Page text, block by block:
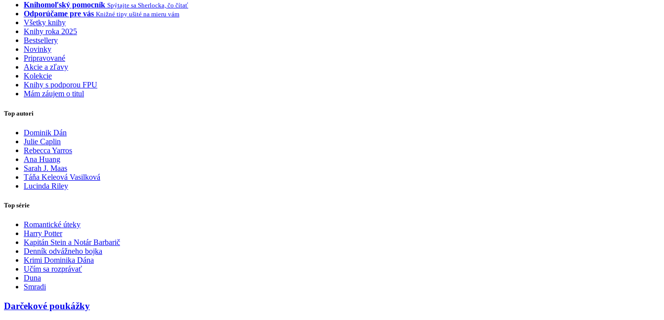
Knihomoľský pomocník Spýtajte sa Sherlocka, čo čítať
Odporúčame pre vás Knižné tipy ušité na mieru vám
Všetky knihy
Knihy roka 2025
Bestsellery
Novinky
Pripravované
Akcie a zľavy
Kolekcie
Knihy s podporou FPU
Mám záujem o titul
Top autori
Dominik Dán
Julie Caplin
Rebecca Yarros
Ana Huang
Sarah J. Maas
Táňa Keleová Vasilková
Lucinda Riley
Top série
Romantické úteky
Harry Potter
Kapitán Stein a Notár Barbarič
Denník odvážneho bojka
Krimi Dominika Dána
Učím sa rozprávať
Duna
Smradi
Darčekové poukážky